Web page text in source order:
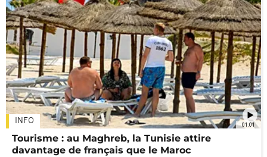
01:01
INFO
Tourisme : au Maghreb, la Tunisie attire
davantage de français que le Maroc